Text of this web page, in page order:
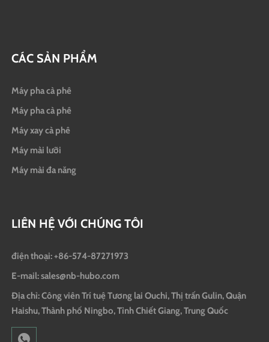
CÁC SẢN PHẨM
Máy pha cà phê
Máy pha cà phê
Máy xay cà phê
Máy mài lưỡi
Máy mài đa năng
LIÊN HỆ VỚI CHÚNG TÔI
điện thoại: +86-574-87271973
E-mail: sales@nb-hubo.com
Địa chỉ: Công viên Trí tuệ Tương lai Ouchi, Thị trấn Gulin, Quận
Haishu, Thành phố Ningbo, Tỉnh Chiết Giang, Trung Quốc